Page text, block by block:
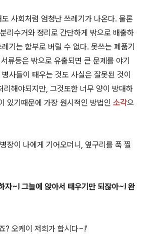
사회처럼 엄청난 쓰레기가 나온다. 물론
리수거와 정리로 간단하게 밖으로 배출하
기는 함부로 버릴 수 없다. 못쓰는 폐품기
류등은 밖으로 유출되면 큰 문제를 야기
사들이 태우는 것도 사실은 잘못된 것이
리해야되지만, 그것또한 너무 양이 방대하
있기때문에 가장 원시적인 방법인 소각으
장이 나에게 기어오더니, 옆구리를 푹 찔
자~! 그늘에 앉아서 태우기만 되잖아~! 완
? 오케이 저희가 합시다~!'